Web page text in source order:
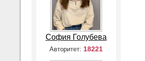
София Голубева
Авторитет: 18221